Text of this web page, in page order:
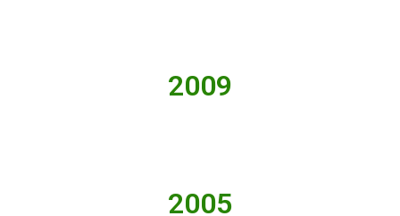
2009
2005